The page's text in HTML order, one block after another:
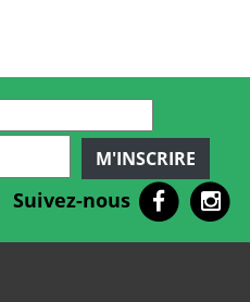
M'INSCRIRE
Suivez-nous